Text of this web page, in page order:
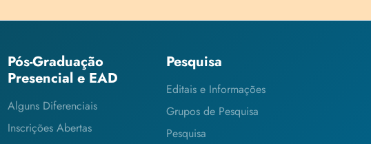
Pós-Graduação
Presencial e EAD
Alguns Diferenciais
Inscrições Abertas
Pesquisa
Editais e Informações
Grupos de Pesquisa
Pesquisa